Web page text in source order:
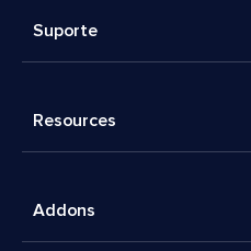
Suporte
Resources
Addons